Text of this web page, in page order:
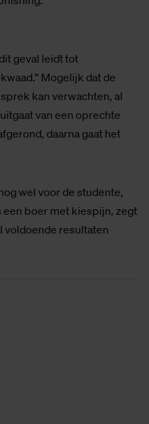
geval leidt tot
Mogelijk dat de
kan verwachten, al
van een oprechte
daarna gaat het
wel voor de studente,
een boer met kiespijn, zegt
voldoende resultaten